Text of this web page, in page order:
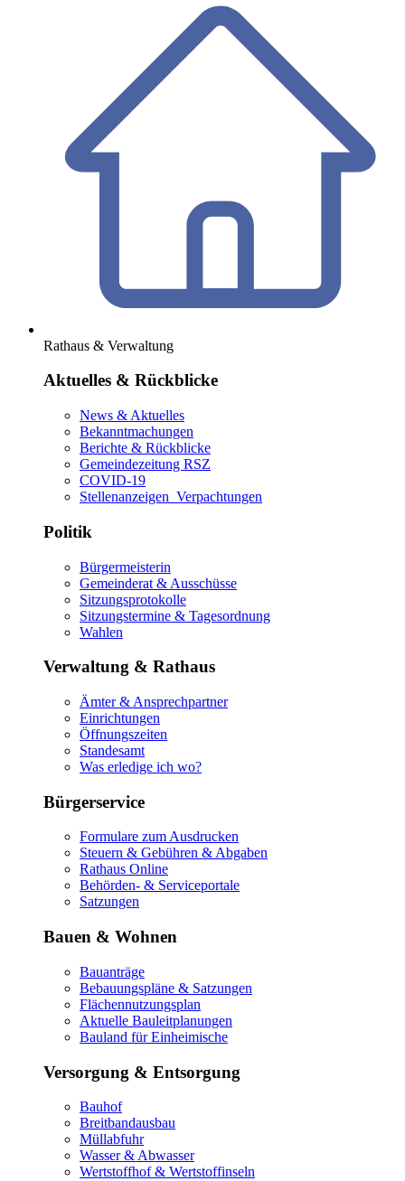
Rathaus & Verwaltung
Aktuelles & Rückblicke
News & Aktuelles
Bekanntmachungen
Berichte & Rückblicke
Gemeindezeitung RSZ
COVID-19
Stellenanzeigen_Verpachtungen
Politik
Bürgermeisterin
Gemeinderat & Ausschüsse
Sitzungsprotokolle
Sitzungstermine & Tagesordnung
Wahlen
Verwaltung & Rathaus
Ämter & Ansprechpartner
Einrichtungen
Öffnungszeiten
Standesamt
Was erledige ich wo?
Bürgerservice
Formulare zum Ausdrucken
Steuern & Gebühren & Abgaben
Rathaus Online
Behörden- & Serviceportale
Satzungen
Bauen & Wohnen
Bauanträge
Bebauungspläne & Satzungen
Flächennutzungsplan
Aktuelle Bauleitplanungen
Bauland für Einheimische
Versorgung & Entsorgung
Bauhof
Breitbandausbau
Müllabfuhr
Wasser & Abwasser
Wertstoffhof & Wertstoffinseln